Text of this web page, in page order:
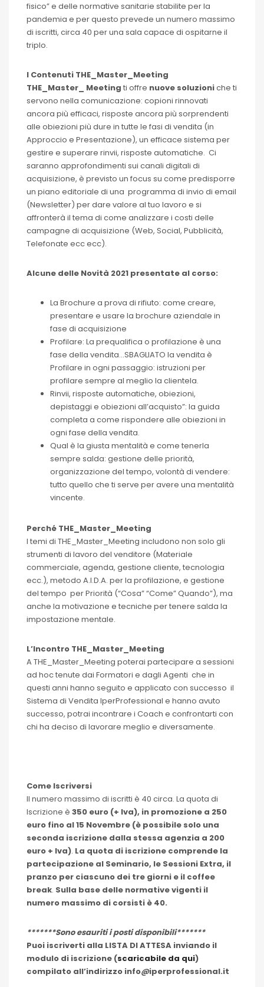
fisico” e delle normative sanitarie stabilite per la
pandemia e per questo prevede un numero massimo
di iscritti, circa 40 per una sala capace di ospitarne il
triplo.
I Contenuti THE_Master_Meeting
THE_Master_ Meeting ti offre nuove soluzioniche ti
servono nella comunicazione: copioni rinnovati
ancora più efficaci, risposte ancora più sorprendenti
alle obiezioni più dure in tutte le fasi di vendita (in
Approccio e Presentazione), un efficace sistema per
gestire e superare rinvii, risposte automatiche. Ci
saranno approfondimenti sui canali digitali di
acquisizione, è previsto un focus su come predisporre
un piano editoriale di una programma di invio di email
(Newsletter) per dare valore al tuo lavoro e si
affronterà il tema di come analizzare i costi delle
campagne di acquisizione (Web, Social, Pubblicità,
Telefonate ecc ecc).
Alcune delle Novità 2021 presentate al corso:
La Brochure a prova di rifiuto: come creare,
presentare e usare la brochure aziendale in
fase di acquisizione
Profilare: La prequalifica o profilazione è una
fase della vendita…SBAGLIATO la vendita è
Profilare in ogni passaggio: istruzioni per
profilare sempre al meglio la clientela.
Rinvii, risposte automatiche, obiezioni,
depistaggi e obiezioni all’acquisto”: la guida
completa a come rispondere alle obiezioni in
ogni fase della vendita.
Qual è la giusta mentalità e come tenerla
sempre salda: gestione delle priorità,
organizzazione del tempo, volontà di vendere:
tutto quello che ti serve per avere una mentalità
vincente.
Perché THE_Master_Meeting
I temi di THE_Master_Meeting includono non solo gli
strumenti di lavoro del venditore (Materiale
commerciale, agenda, gestione cliente, tecnologia
ecc.), metodo A.I.D.A. per la profilazione, e gestione
del tempo per Priorità (“Cosa” “Come” Quando”), ma
anche la motivazione e tecniche per tenere salda la
impostazione mentale.
L’Incontro THE_Master_Meeting
A THE_Master_Meeting poterai partecipare a sessioni
ad hoc tenute dai Formatori e dagli Agenti che in
questi anni hanno seguito e applicato con successo il
Sistema di Vendita IperProfessional e hanno avuto
successo, potrai incontrare i Coach e confrontarti con
chi ha deciso di lavorare meglio e diversamente.
Come Iscriversi
Il numero massimo di iscritti è 40 circa. La quota di
Iscrizione è 350 euro (+ Iva), in promozione a 250
euro fino al 15 Novembre (è possibile solo una
seconda iscrizione dalla stessa agenzia a 200
euro + Iva). La quota di iscrizione comprende la
partecipazione al Seminario, le Sessioni Extra, il
pranzo per ciascuno dei tre giorni e il coffee
break. Sulla base delle normative vigenti il
numero massimo di corsisti è 40.
*******Sono esauriti i posti disponibili*******
Puoi iscriverti alla LISTA DI ATTESA inviando il
modulo di iscrizione (scaricabile da qui)
compilato all’indirizzo info@iperprofessional.it